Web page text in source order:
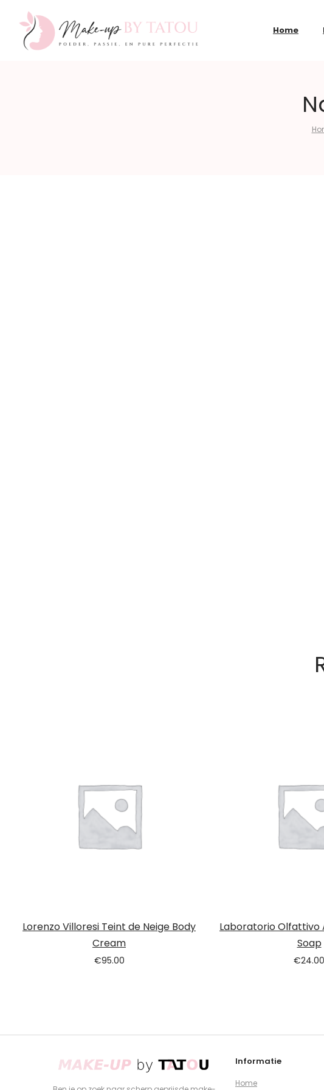
Home
Lorenzo Villoresi Teint de Neige Body
Cream
€95.00
Laboratorio Olfattivo
Soap
€24.00
Informatie
Home